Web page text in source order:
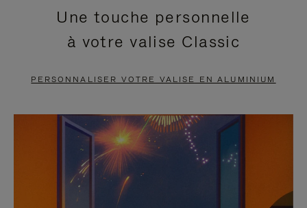
EN
PAUSE,
APPUYEZ
POUR
METTRE
VIDÉO
EST
DÉSACTIVÉ.
CLIQUER
POUR
RÉACTIVER
LE
Une touche personnelle
à votre valise Classic
PERSONNALISER VOTRE VALISE EN ALUMINIUM